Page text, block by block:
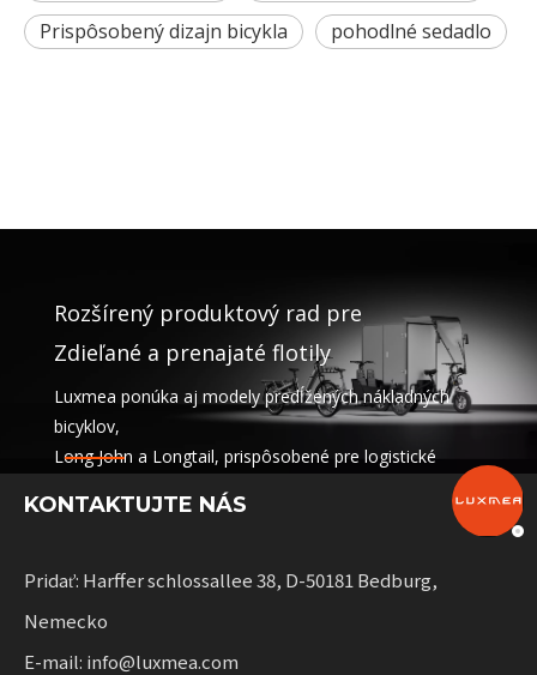
Prispôsobený dizajn bicykla
pohodlné sedadlo
Rozšírený produktový rad pre
Zdieľané a prenajaté flotily
Luxmea ponúka aj modely predĺžených nákladných
bicyklov,
Long John a Longtail, prispôsobené pre logistické
zdieľanie služieb a prenájom vozového parku. Tieto
s flexibilitou pre podniky pri rozširovaní udržateľnej
KONTAKTUJTE NÁS
Pridať: Harffer schlossallee 38, D-50181 Bedburg,
Nemecko
E-mail: info@luxmea.com